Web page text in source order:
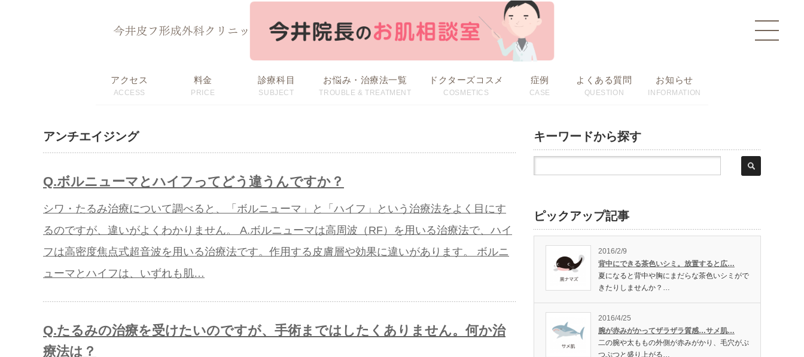
アクセス
ACCESS
料金
PRICE
診療科目
SUBJECT
お悩み・治療法一覧
TROUBLE & TREATMENT
ドクターズコスメ
COSMETICS
症例
CASE
よくある質問
QUESTION
お知らせ
INFORMATION
toggle
アンチエイジング
Q.ボルニューマとハイフってどう違うんですか？
シワ・たるみ治療について調べると、「ボルニューマ」と「ハイフ」という治療法をよく目にす
るのですが、違いがよくわかりません。 A.ボルニューマは高周波（RF）を用いる治療法で、ハイ
フは高密度焦点式超音波を用いる治療法です。作用する皮膚層や効果に違いがあります。 ボルニ
ューマとハイフは、いずれも肌…
Q.たるみの治療を受けたいのですが、手術まではしたくありません。何か治
療法は？
キーワードから探す
ピックアップ記事
2016/2/9
背中にできる茶色いシミ。放置すると広…
夏になると背中や胸にまだらな茶色いシミがで
きたりしませんか？…
2016/4/25
腕が赤みがかってザラザラ質感…サメ肌…
二の腕や太ももの外側が赤みがかり、毛穴がぷ
つぷつと盛り上がる…